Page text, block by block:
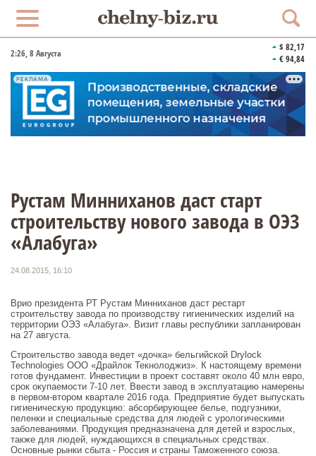
2:26, 8 Августа
$ 82,17
€ 94,84
РЕКЛАМА
Рустам Минниханов даст старт
строительству нового завода в ОЭЗ
«Алабуга»
24.08.2015, 16:10
Врио президента РТ Рустам Минниханов даст рестарт
строительству завода по производству гигиенических изделий на
территории ОЭЗ «Алабуга». Визит главы республики запланирован
на 27 августа.
Строительство завода ведет «дочка» бельгийской Drylock
Technologies ООО «Драйлок Текнолоджиз». К настоящему времени
готов фундамент. Инвестиции в проект составят около 40 млн евро,
срок окупаемости 7-10 лет. Ввести завод в эксплуатацию намерены
в первом-втором квартале 2016 года. Предприятие будет выпускать
гигиеническую продукцию: абсорбирующее белье, подгузники,
пеленки и специальные средства для людей с урологическими
заболеваниями. Продукция предназначена для детей и взрослых,
также для людей, нуждающихся в специальных средствах.
Основные рынки сбыта - Россия и страны Таможенного союза.